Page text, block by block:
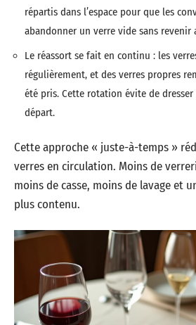
répartis dans l’espace pour que les
abandonner un verre vide sans
Le réassort se fait en continu : les
régulièrement, et des verres propres
été pris. Cette rotation évite de
départ.
Cette approche « juste-à-temps »
verres en circulation. Moins de
moins de casse, moins de lavage et
plus contenu.